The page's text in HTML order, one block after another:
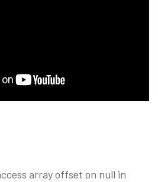
array offset on null in